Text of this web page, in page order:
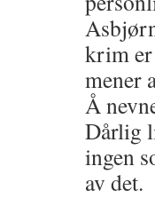
krim
mener
Å
Dårlig
ingen
av det.